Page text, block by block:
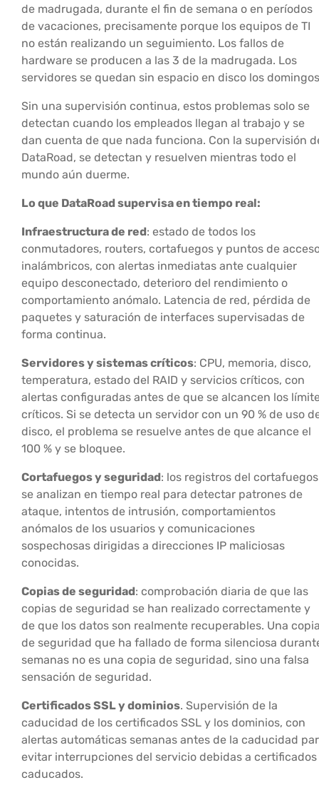
de madrugada, durante el fin de semana o en períodos
de vacaciones, precisamente porque los equipos de TI
no están realizando un seguimiento. Los fallos de
hardware se producen a las 3 de la madrugada. Los
servidores se quedan sin espacio en disco los
Sin una supervisión continua, estos problemas solo se
detectan cuando los empleados llegan al trabajo y se
dan cuenta de que nada funciona. Con la supervisión
DataRoad, se detectan y resuelven mientras todo el
mundo aún duerme.
Lo que DataRoad supervisa en tiempo real:
Infraestructura de red: estado de todos los
conmutadores, routers, cortafuegos y puntos de
inalámbricos, con alertas inmediatas ante cualquier
equipo desconectado, deterioro del rendimiento o
comportamiento anómalo. Latencia de red, pérdida de
paquetes y saturación de interfaces supervisadas de
forma continua.
Servidores y sistemas críticos: CPU, memoria, disco,
temperatura, estado del RAID y servicios críticos, con
alertas configuradas antes de que se alcancen los
críticos. Si se detecta un servidor con un 90 % de uso
disco, el problema se resuelve antes de que alcance el
100 % y se bloquee.
Cortafuegos y seguridad: los registros del cortafuegos
se analizan en tiempo real para detectar patrones de
ataque, intentos de intrusión, comportamientos
anómalos de los usuarios y comunicaciones
sospechosas dirigidas a direcciones IP maliciosas
conocidas.
Copias de seguridad: comprobación diaria de que las
copias de seguridad se han realizado correctamente y
de que los datos son realmente recuperables. Una
de seguridad que ha fallado de forma silenciosa
semanas no es una copia de seguridad, sino una falsa
sensación de seguridad.
Certificados SSL y dominios. Supervisión de la
caducidad de los certificados SSL y los dominios, con
alertas automáticas semanas antes de la caducidad
evitar interrupciones del servicio debidas a certificados
caducados.